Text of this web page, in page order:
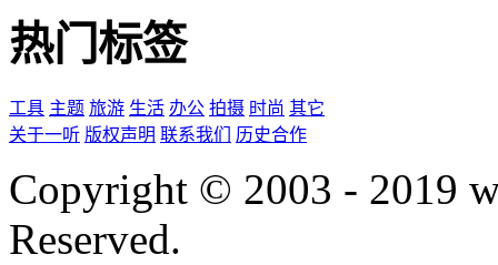
热门标签
工具 主题 旅游 生活 办公 拍摄 时尚 其它
关于一听 版权声明 联系我们 历史合作
Copyright © 2003 - 2019
Reserved.